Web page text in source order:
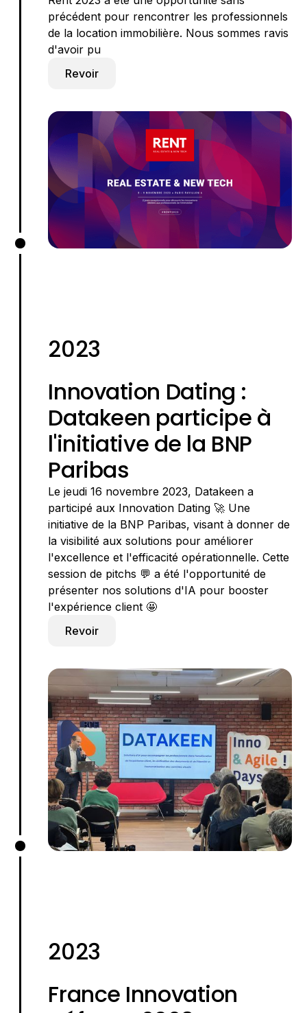
précédent pour rencontrer les professionnels
de la location immobilière. Nous sommes ravis
d'avoir pu
Revoir
2023
Innovation Dating :
Datakeen participe à
l'initiative de la BNP
Paribas
Le jeudi 16 novembre 2023, Datakeen a
participé aux Innovation Dating 🚀 Une
initiative de la BNP Paribas, visant à donner de
la visibilité aux solutions pour améliorer
l'excellence et l'efficacité opérationnelle. Cette
session de pitchs 💬 a été l'opportunité de
présenter nos solutions d'IA pour booster
l'expérience client 🤩
Revoir
2023
France Innovation